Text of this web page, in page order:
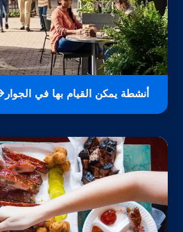
أنشطة يمكن القيام بها في الجوار